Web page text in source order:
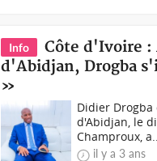
Info
Côte d'Ivoire :
d'Abidjan, Drogba
»
Didier Drogba
d'Abidjan, le
Champroux, a...
il y a 3 ans